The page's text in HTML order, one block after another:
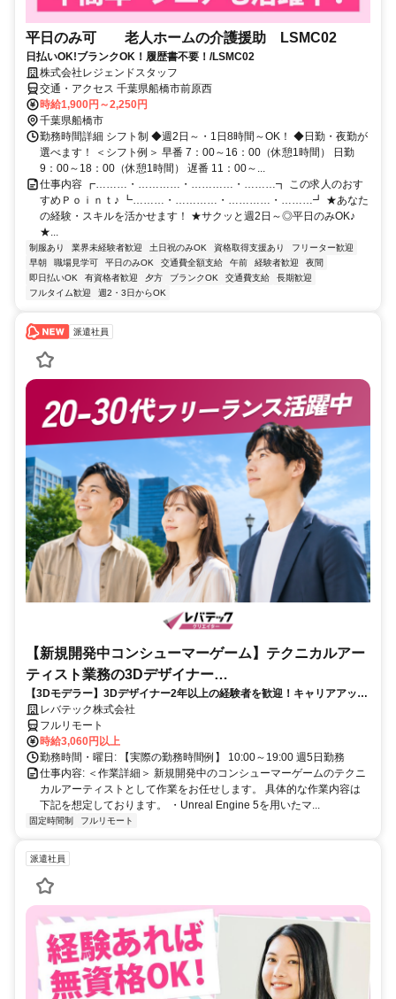
平日のみ可 老人ホームの介護援助 LSMC02
日払いOK!ブランクOK！履歴書不要！/LSMC02
株式会社レジェンドスタッフ
交通・アクセス 千葉県船橋市前原西
時給1,900円～2,250円
千葉県船橋市
勤務時間詳細 シフト制 ◆週2日～・1日8時間～OK！ ◆日勤・夜勤が
選べます！ ＜シフト例＞ 早番 7：00～16：00（休憩1時間） 日勤
9：00～18：00（休憩1時間） 遅番 11：00～...
仕事内容 ┏………・…………・…………・………┓ この求人のおす
すめＰｏｉｎｔ♪ ┗………・…………・…………・………┛ ★あなた
の経験・スキルを活かせます！ ★サクッと週2日～◎平日のみOK♪
★...
制服あり 業界未経験者歓迎 土日祝のみOK 資格取得支援あり
フリーター歓迎
早朝
職場見学可 平日のみOK 交通費全額支給 午前 経験者歓迎
夜間
即日払いOK
有資格者歓迎 夕方 ブランクOK 交通費支給
長期歓迎
フルタイム歓迎
週2・3日からOK
派遣社員
【新規開発中コンシューマーゲーム】テクニカルアー
ティスト業務の3Dデザイナー
_LTCR547867_CP_CRG
【3Dモデラー】3Dデザイナー2年以上の経験者を歓迎！キャリアアップ
を目指したい方も大歓迎♪
レバテック株式会社
フルリモート
時給3,060円以上
勤務時間・曜日: 【実際の勤務時間例】 10:00～19:00 週5日勤務
仕事内容: ＜作業詳細＞ 新規開発中のコンシューマーゲームのテクニ
カルアーティストとして作業をお任せします。 具体的な作業内容は
下記を想定しております。 ・Unreal Engine 5を用いたマ...
固定時間制 フルリモート
派遣社員